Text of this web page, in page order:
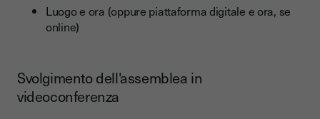
Luogo e ora (oppure piattaforma digitale e ora, se
online)
Svolgimento dell'assemblea in
videoconferenza